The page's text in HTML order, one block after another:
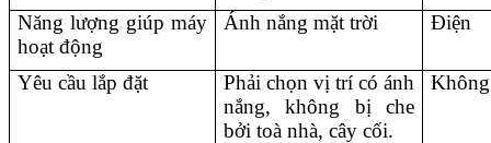
Năng lượng giúp máy
hoạt động
Ánh nắng mặt trời Điện
Yêu cầu lắp đặt
Phải chọn vị trí có ánh
nắng, không bị che
bởi toà nhà, cây cối.